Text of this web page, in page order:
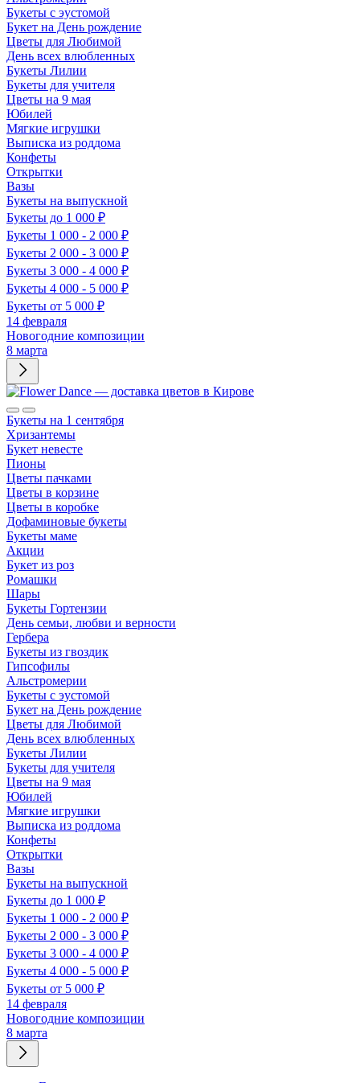
Букеты с эустомой
Букет на День рождение
Цветы для Любимой
День всех влюбленных
Букеты Лилии
Букеты для учителя
Цветы на 9 мая
Юбилей
Мягкие игрушки
Выписка из роддома
Конфеты
Открытки
Вазы
Букеты на выпускной
Букеты до 1 000 ₽
Букеты 1 000 - 2 000 ₽
Букеты 2 000 - 3 000 ₽
Букеты 3 000 - 4 000 ₽
Букеты 4 000 - 5 000 ₽
Букеты от 5 000 ₽
14 февраля
Новогодние композиции
8 марта
Букеты на 1 сентября
Хризантемы
Букет невесте
Пионы
Цветы пачками
Цветы в корзине
Цветы в коробке
Дофаминовые букеты
Букеты маме
Акции
Букет из роз
Ромашки
Шары
Букеты Гортензии
День семьи, любви и верности
Гербера
Букеты из гвоздик
Гипсофилы
Альстромерии
Букеты с эустомой
Букет на День рождение
Цветы для Любимой
День всех влюбленных
Букеты Лилии
Букеты для учителя
Цветы на 9 мая
Юбилей
Мягкие игрушки
Выписка из роддома
Конфеты
Открытки
Вазы
Букеты на выпускной
Букеты до 1 000 ₽
Букеты 1 000 - 2 000 ₽
Букеты 2 000 - 3 000 ₽
Букеты 3 000 - 4 000 ₽
Букеты 4 000 - 5 000 ₽
Букеты от 5 000 ₽
14 февраля
Новогодние композиции
8 марта